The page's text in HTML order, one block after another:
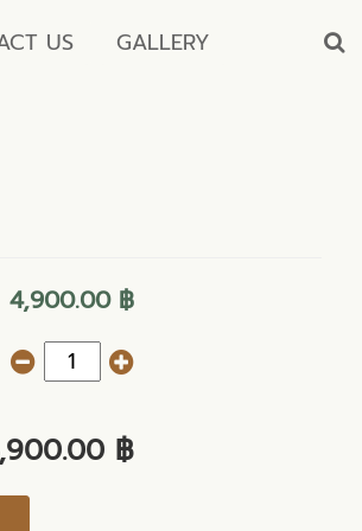
US GALLERY
4,900.00 ฿
฿